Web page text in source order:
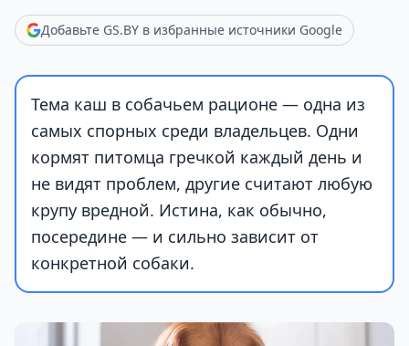
Добавьте GS.BY в избранные источники Google
Тема каш в собачьем рационе — одна из
самых спорных среди владельцев. Одни
кормят питомца гречкой каждый день и
не видят проблем, другие считают любую
крупу вредной. Истина, как обычно,
посередине — и сильно зависит от
конкретной собаки.